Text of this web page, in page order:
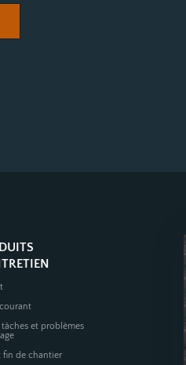
et problèmes
fin de chantier